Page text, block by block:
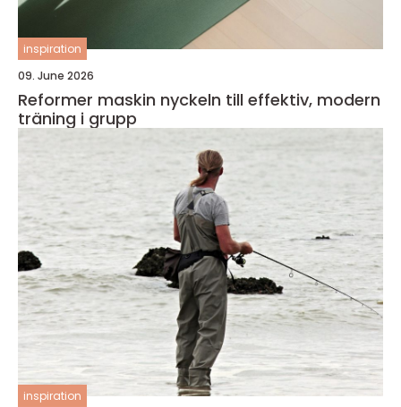
inspiration
09. June 2026
Reformer maskin nyckeln till effektiv, modern
träning i grupp
inspiration